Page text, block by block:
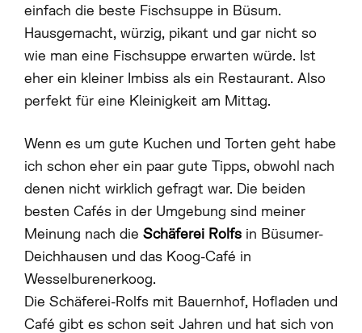
einfach die beste Fischsuppe in Büsum.
Hausgemacht, würzig, pikant und gar nicht so
wie man eine Fischsuppe erwarten würde. Ist
eher ein kleiner Imbiss als ein Restaurant. Also
perfekt für eine Kleinigkeit am Mittag.
Wenn es um gute Kuchen und Torten geht habe
ich schon eher ein paar gute Tipps, obwohl nach
denen nicht wirklich gefragt war. Die beiden
besten Cafés in der Umgebung sind meiner
Meinung nach die Schäferei Rolfs in Büsumer-
Deichhausen und das Koog-Café in
Wesselburenerkoog.
Die Schäferei-Rolfs mit Bauernhof, Hofladen und
Café gibt es schon seit Jahren und hat sich von